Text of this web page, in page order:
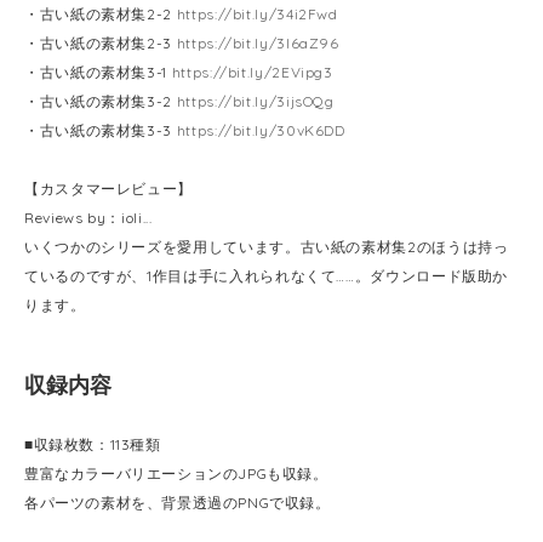
・古い紙の素材集2-2 https://bit.ly/34i2Fwd
・古い紙の素材集2-3 https://bit.ly/3l6aZ96
・古い紙の素材集3-1 https://bit.ly/2EVipg3
・古い紙の素材集3-2 https://bit.ly/3ijsOQg
・古い紙の素材集3-3 https://bit.ly/30vK6DD
【カスタマーレビュー】
Reviews by：ioli...
いくつかのシリーズを愛用しています。古い紙の素材集2のほうは持っ
ているのですが、1作目は手に入れられなくて……。ダウンロード版助か
ります。
収録内容
■収録枚数：113種類
豊富なカラーバリエーションのJPGも収録。
各パーツの素材を、背景透過のPNGで収録。